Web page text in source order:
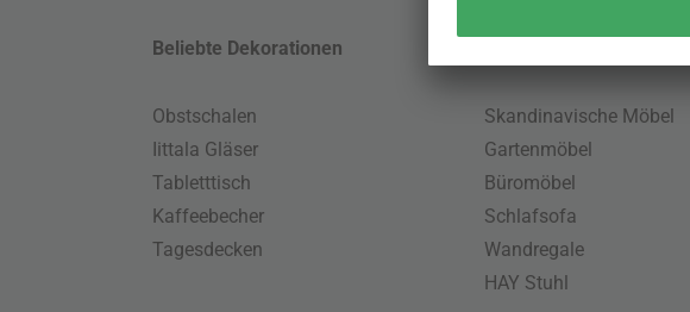
Beliebte Dekorationen
Obstschalen
Iittala Gläser
Tabletttisch
Kaffeebecher
Tagesdecken
Skandinavische Möbel
Gartenmöbel
Büromöbel
Schlafsofa
Wandregale
HAY Stuhl